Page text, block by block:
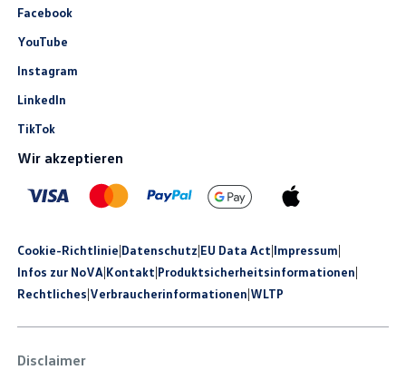
Facebook
YouTube
Instagram
LinkedIn
TikTok
Wir akzeptieren
Cookie-Richtlinie|Datenschutz|EU Data Act|Impressum|
Infos zur NoVA|Kontakt|Produkt­sicherheits­informationen|
Rechtliches|Verbraucherinformationen|WLTP
Disclaimer